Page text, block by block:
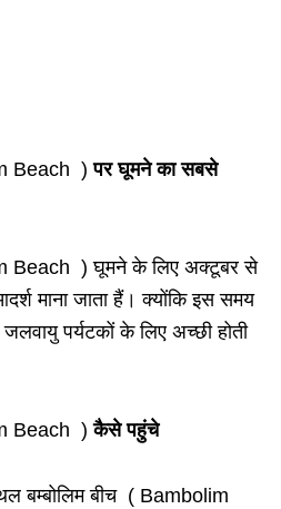
Beach )पर घूमने का सबसे
Beach ) घूमने के लिए अक्टूबर से
माना जाता हैं। क्योंकि इस समय
पर्यटकों के लिए अच्छी होती
Beach )कैसे पहुंचे
बम्बोलिम बीच ( Bambolim